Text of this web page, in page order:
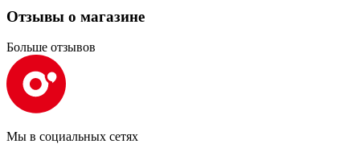
Отзывы о магазине
Больше отзывов
Мы в социальных сетях